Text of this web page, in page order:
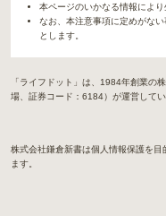
本ページのいかなる情報によ
なお、本注意事項に定めがな
とします。
「ライフドット」は、1984年創業の
場、証券コード：6184）が運営してい
株式会社鎌倉新書は個人情報保護を
ます。